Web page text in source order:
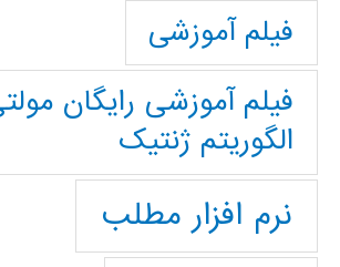
فیلم آموزشی
فیلم آموزشی رایگان
الگوریتم ژنتیک
نرم افزار مطلب